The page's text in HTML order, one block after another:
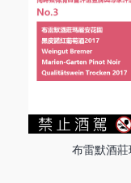
布雷默酒